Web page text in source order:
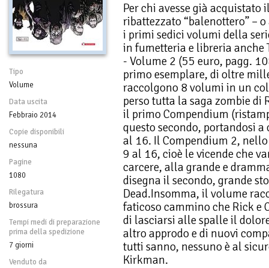
Tipo
Volume
Data uscita
Febbraio 2014
Copie disponibili
nessuna
Pagine
1080
Rilegatura
brossura
Tempi medi di preparazione
prima della spedizione
7 giorni
Venduto da
Per chi avesse già
ribattezzato “balenottero” –
i primi sedici volumi della
in fumetteria e libreria anche
- Volume 2 (55 euro, pagg.
primo esemplare, di oltre
raccolgono 8 volumi in un
perso tutta la saga zombie di
il primo Compendium
questo secondo, portandosi
al 16. Il Compendium 2,
9 al 16, cioè le vicende che
carcere, alla grande e
disegna il secondo, grande
Dead.Insomma, il volume
faticoso cammino che Rick
di lasciarsi alle spalle il
altro approdo e di nuovi
tutti sanno, nessuno è al
Kirkman.